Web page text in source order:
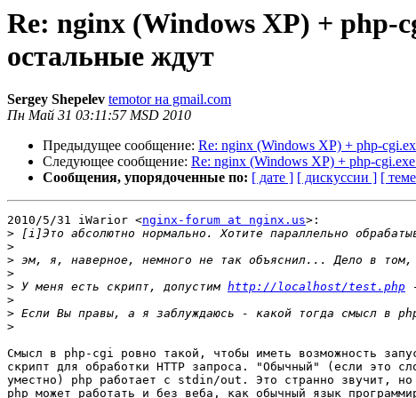
Re: nginx (Windows XP) + php-
остальные ждут
Sergey Shepelev temotor на gmail.com
Пн Май 31 03:11:57 MSD 2010
Предыдущее сообщение: Re: nginx (Windows XP) + php-
Следующее сообщение: Re: nginx (Windows XP) + php-
Сообщения, упорядоченные по: [ дате ] [ дискуссии ] [
2010/5/31 iWarior <nginx-forum at nginx.us>:
>
>
>
>
> У меня есть скрипт, допустим http://localhost/test.php
>
>
>
Смысл в php-cgi ровно такой, чтобы иметь возможность
скрипт для обработки HTTP запроса. "Обычный" (если это
уместно) php работает с stdin/out. Это странно звучит, но
php может работать и без веба, как обычный язык